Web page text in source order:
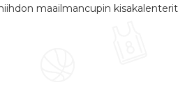
maailmancupin